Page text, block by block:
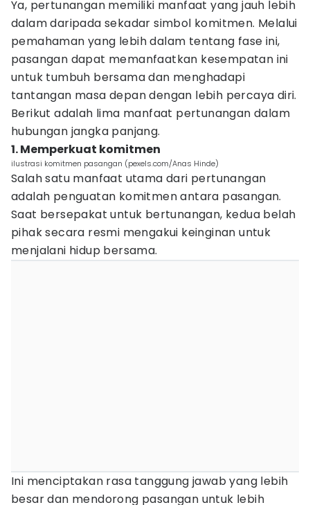
Ya, pertunangan memiliki manfaat yang jauh lebih
dalam daripada sekadar simbol komitmen. Melalui
pemahaman yang lebih dalam tentang fase ini,
pasangan dapat memanfaatkan kesempatan ini
untuk tumbuh bersama dan menghadapi
tantangan masa depan dengan lebih percaya diri.
Berikut adalah lima manfaat pertunangan dalam
hubungan jangka panjang.
1. Memperkuat komitmen
ilustrasi komitmen pasangan (pexels.com/Anas Hinde)
Salah satu manfaat utama dari pertunangan
adalah penguatan komitmen antara pasangan.
Saat bersepakat untuk bertunangan, kedua belah
pihak secara resmi mengakui keinginan untuk
menjalani hidup bersama.
Ini menciptakan rasa tanggung jawab yang lebih
besar dan mendorong pasangan untuk lebih